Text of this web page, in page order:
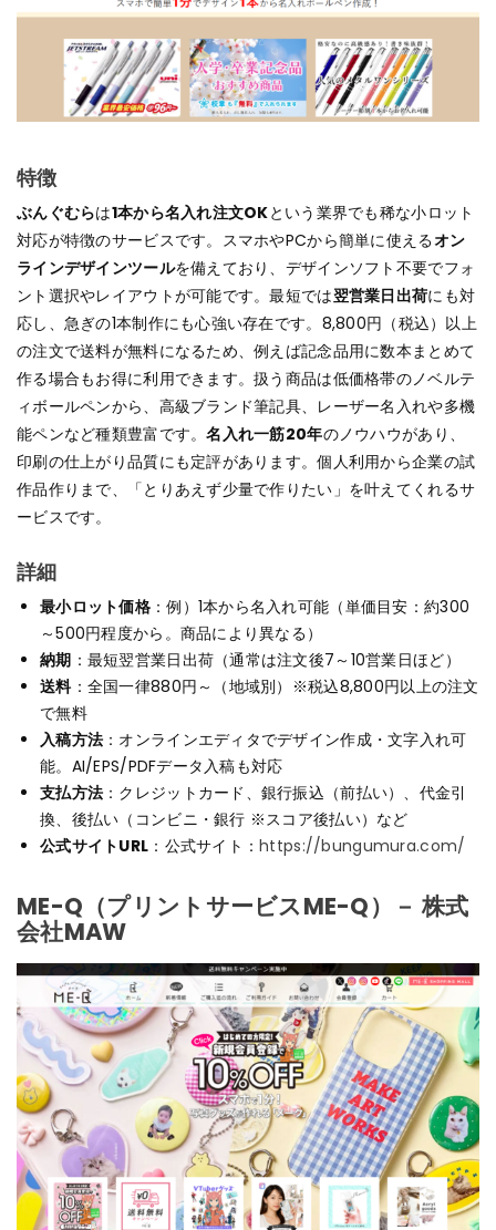
特徴
ぶんぐむらは1本から名入れ注文OKという業界でも稀な小ロット
対応が特徴のサービスです。スマホやPCから簡単に使えるオン
ラインデザインツールを備えており、デザインソフト不要でフォ
ント選択やレイアウトが可能です。最短では翌営業日出荷にも対
応し、急ぎの1本制作にも心強い存在です。8,800円（税込）以上
の注文で送料が無料になるため、例えば記念品用に数本まとめて
作る場合もお得に利用できます。扱う商品は低価格帯のノベルテ
ィボールペンから、高級ブランド筆記具、レーザー名入れや多機
能ペンなど種類豊富です。名入れ一筋20年のノウハウがあり、
印刷の仕上がり品質にも定評があります。個人利用から企業の試
作品作りまで、「とりあえず少量で作りたい」を叶えてくれるサ
ービスです。
詳細
最小ロット価格：例）1本から名入れ可能（単価目安：約300
～500円程度から。商品により異なる）
納期 ：最短翌営業日出荷（通常は注文後7～10営業日ほど）
送料：全国一律880円～（地域別）※税込8,800円以上の注文
で無料
入稿方法 ：オンラインエディタでデザイン作成・文字入れ可
能。AI/EPS/PDFデータ入稿も対応
支払方法 ：クレジットカード、銀行振込（前払い）、代金引
換、後払い（コンビニ・銀行 ※スコア後払い）など
公式サイトURL ：公式サイト：https://bungumura.com/
ME-Q（プリントサービスME-Q）－ 株式
会社MAW